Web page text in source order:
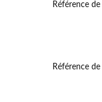
Référence
Référence